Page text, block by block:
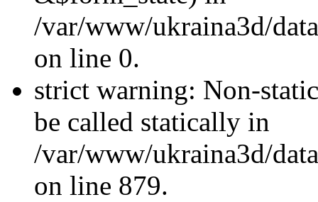
/var/www/ukraina3d/
on line 0.
strict warning: Non-
be called statically in
/var/www/ukraina3d/
on line 879.